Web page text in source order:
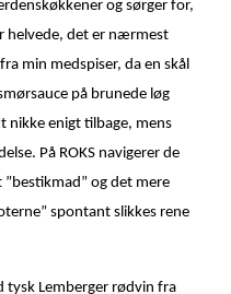
og sørger for,
helvede, det er nærmest
min medspiser, da en skål
på brunede løg
nikke enigt tilbage, mens
På ROKS navigerer de
og det mere
spontant slikkes rene
Lemberger rødvin fra